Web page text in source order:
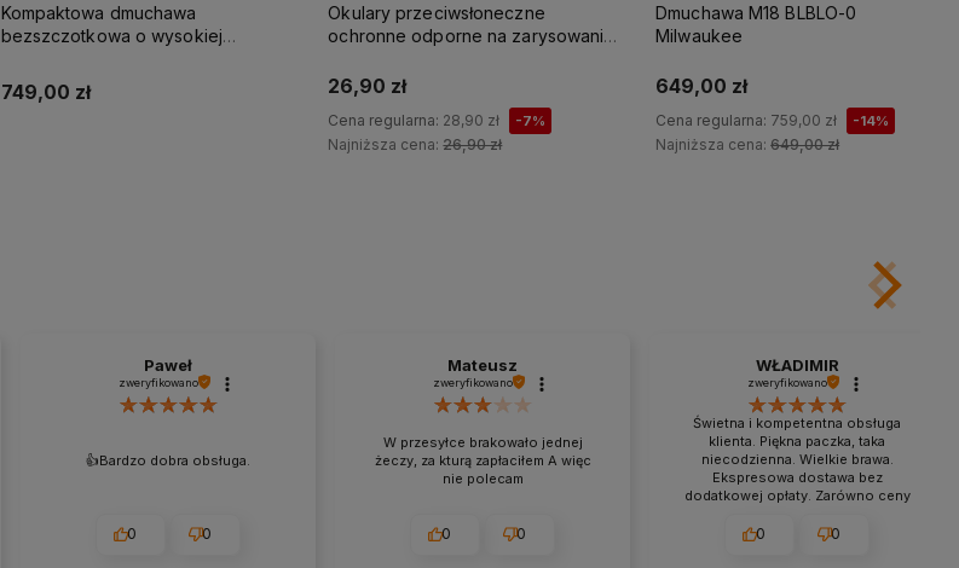
Kompaktowa dmuchawa
bezszczotkowa o wysokiej
749,00 zł
Okulary przeciwsłoneczne
ochronne odporne na zarysowania
26,90 zł
Cena regularna: 28,90 zł -7%
Najniższa cena:26,90 zł
Dmuchawa M18 BLBLO-0
Milwaukee
649,00 zł
Cena regularna: 759,00 zł -14%
Najniższa cena:649,00 zł
Paweł
zweryfikowano
👍️Bardzo dobra obsługa.
0 0
Mateusz
zweryfikowano
W przesyłce brakowało jednej
żeczy, za kturą zapłaciłem A więc
nie polecam
0 0
WŁADIMIR
zweryfikowano
Świetna i kompetentna obsługa
klienta. Piękna paczka, taka
niecodzienna. Wielkie brawa.
Ekspresowa dostawa bez
dodatkowej opłaty. Zarówno ceny
0 0